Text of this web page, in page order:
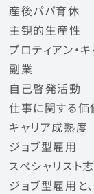
産後パパ育休
主観的生産性
プロティアン・
副業
自己啓発活動
仕事に関する価
キャリア成熟度
ジョブ型雇用
スペシャリスト
ジョブ型雇用と